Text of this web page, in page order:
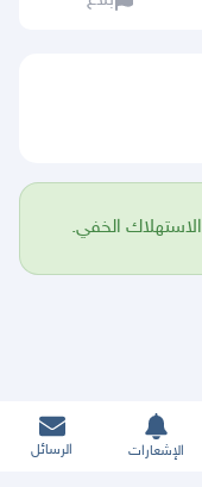
الخفي.
الإشعارات الرسائل